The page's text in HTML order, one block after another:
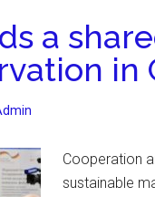
a
in
Cooperation
sustainable